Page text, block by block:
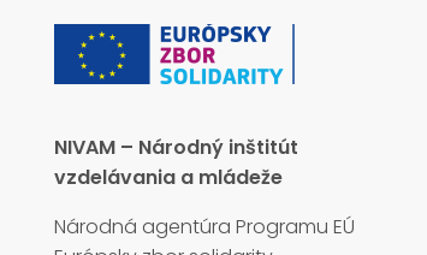
NIVAM – Národný inštitút
vzdelávania a mládeže
Národná agentúra Programu EÚ